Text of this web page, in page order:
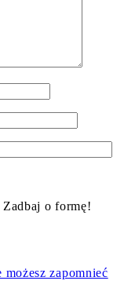
o formę!
zapomnieć